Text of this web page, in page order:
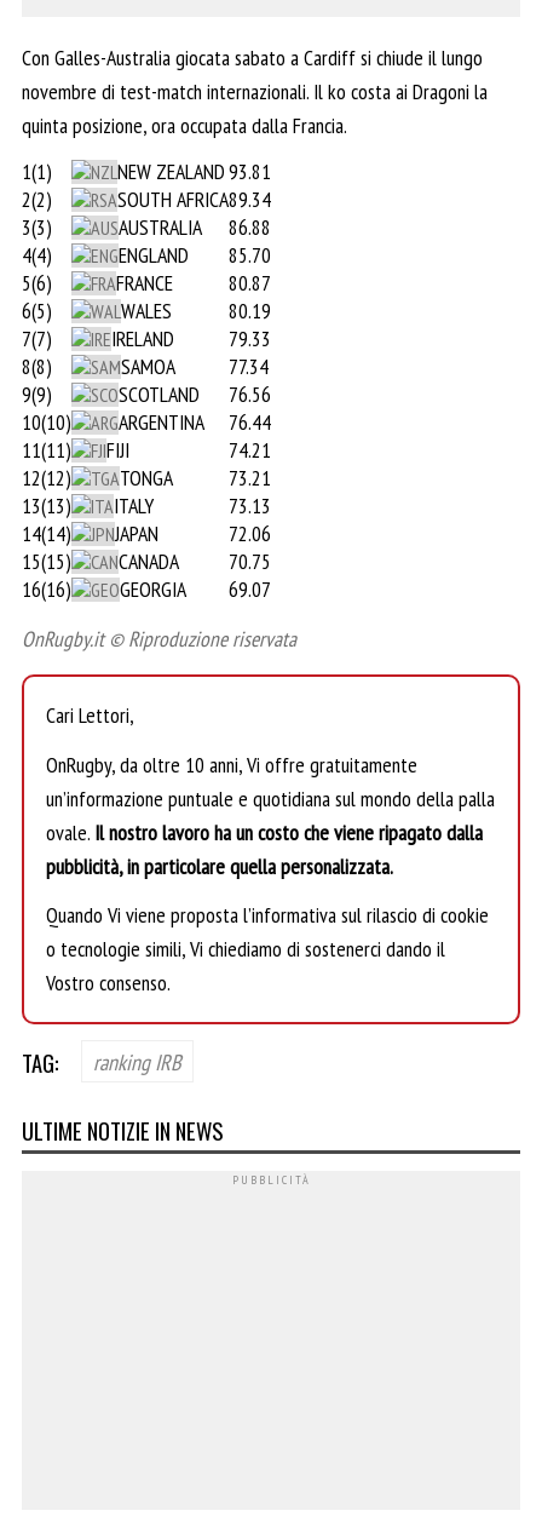
Con Galles-Australia giocata sabato a Cardiff si chiude il lungo
novembre di test-match internazionali. Il ko costa ai Dragoni la
quinta posizione, ora occupata dalla Francia.
1(1)
NEW ZEALAND93.81
2(2)
SOUTH AFRICA89.34
3(3)
AUSTRALIA
86.88
4(4)
ENGLAND
85.70
5(6)
FRANCE
80.87
6(5)
WALES
80.19
7(7)
IRELAND
79.33
8(8)
SAMOA
77.34
9(9)
SCOTLAND
76.56
10(10)
ARGENTINA
76.44
11(11)
FIJI
74.21
12(12)
TONGA
73.21
13(13)
ITALY
73.13
14(14)
JAPAN
72.06
15(15)
CANADA
70.75
16(16)
GEORGIA
69.07
OnRugby.it © Riproduzione riservata
Cari Lettori,
OnRugby, da oltre 10 anni, Vi offre gratuitamente
un’informazione puntuale e quotidiana sul mondo della palla
ovale. Il nostro lavoro ha un costo che viene ripagato dalla
pubblicità, in particolare quella personalizzata.
Quando Vi viene proposta l’informativa sul rilascio di cookie
o tecnologie simili, Vi chiediamo di sostenerci dando il
Vostro consenso.
TAG: ranking IRB
ULTIME NOTIZIE IN NEWS